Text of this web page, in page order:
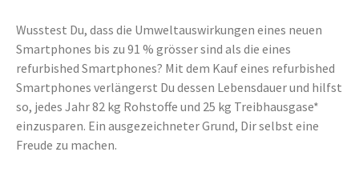
Wusstest Du, dass die Umweltauswirkungen eines neuen
Smartphones bis zu 91 % grösser sind als die eines
refurbished Smartphones? Mit dem Kauf eines refurbished
Smartphones verlängerst Du dessen Lebensdauer und hilfst
so, jedes Jahr 82 kg Rohstoffe und 25 kg Treibhausgase*
einzusparen. Ein ausgezeichneter Grund, Dir selbst eine
Freude zu machen.